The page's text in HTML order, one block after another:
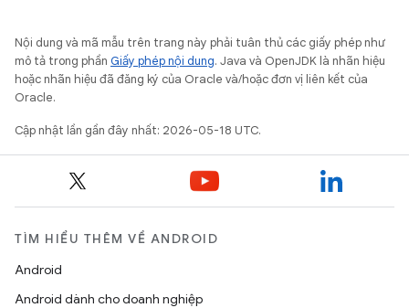
Nội dung và mã mẫu trên trang này phải tuân thủ các giấy phép như
mô tả trong phần Giấy phép nội dung. Java và OpenJDK là nhãn hiệu
hoặc nhãn hiệu đã đăng ký của Oracle và/hoặc đơn vị liên kết của
Oracle.
Cập nhật lần gần đây nhất: 2026-05-18 UTC.
TÌM HIỂU THÊM VỀ ANDROID
Android
Android dành cho doanh nghiệp